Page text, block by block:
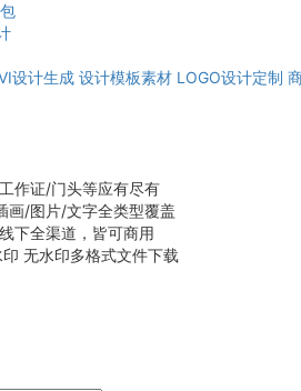
包
设计生成 设计模板素材 LOGO设计定制
作证/门头等应有尽有
画/图片/文字全类型覆盖
下全渠道，皆可商用
无水印多格式文件下载